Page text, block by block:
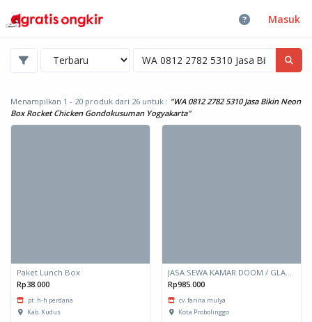
Masuk
Menampilkan 1 - 20 produk dari 26 untuk : "WA 0812 2782 5310 Jasa Bikin Neon
Box Rocket Chicken Gondokusuman Yogyakarta"
Paket Lunch Box
Rp38.000
pt. h-h perdana
Kab. Kudus
Rp985.000
cv. farina mulya
Kota Probolinggo
Bandingkan produk